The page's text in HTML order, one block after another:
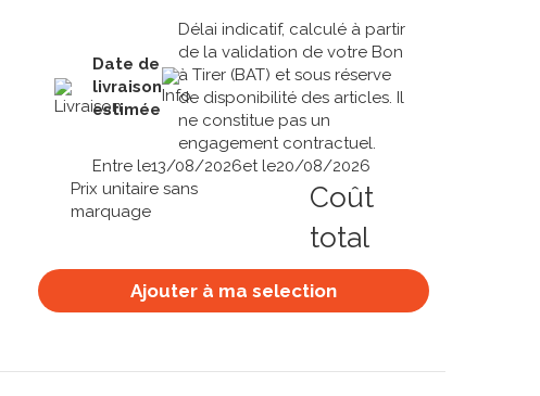
Date de
livraison
estimée
Délai indicatif, calculé à partir
de la validation de votre Bon
à Tirer (BAT) et sous réserve
de disponibilité des articles. Il
ne constitue pas un
engagement contractuel.
Entre le13/08/2026et le20/08/2026
Prix unitaire sans
marquage
Coût
total
Ajouter à ma selection